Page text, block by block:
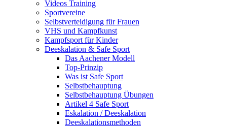
Videos Training
Sportvereine
Selbstverteidigung für Frauen
VHS und Kampfkunst
Kampfsport für Kinder
Deeskalation & Safe Sport
Das Aachener Modell
Top-Prinzip
Was ist Safe Sport
Selbstbehauptung
Selbstbehauptung Übungen
Artikel 4 Safe Sport
Eskalation / Deeskalation
Deeskalationsmethoden